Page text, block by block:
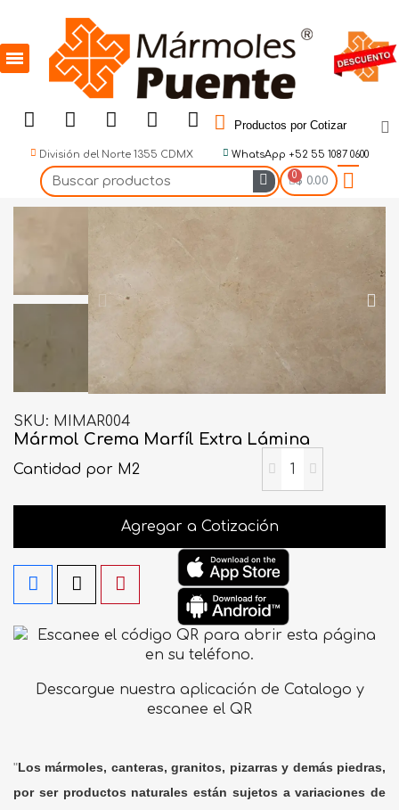
Productos por Cotizar
División del Norte 1355 CDMX WhatsApp +52 55 1087 0600
$ 0.00
SKU MIMAR004
Mármol Crema Marfíl Extra Lámina
Cantidad por M2
Agregar a Cotización
Descargue nuestra aplicación de Catalogo y
escanee el QR
"Los mármoles, canteras, granitos, pizarras y demás piedras,
por ser productos naturales están sujetos a variaciones de